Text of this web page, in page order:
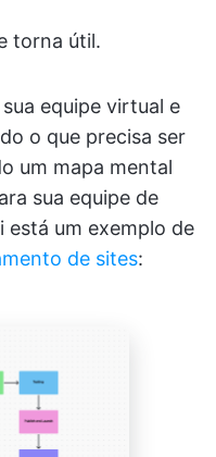
torna útil.
equipe virtual e
o que precisa ser
um mapa mental
sua equipe de
está um exemplo de
de sites: